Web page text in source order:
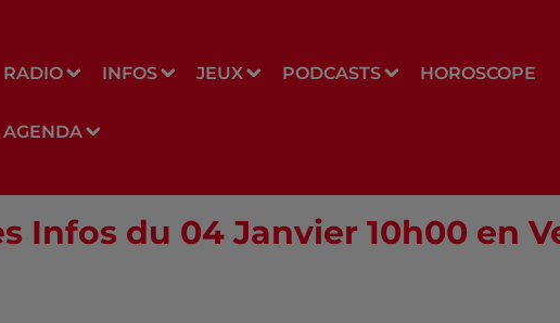
RADIO INFOS JEUX PODCASTS HOROSCOPE
AGENDA
Infos du 04 Janvier 10h00 en